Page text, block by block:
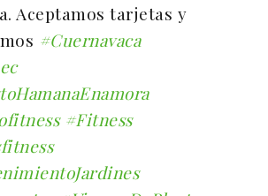
Aceptamos tarjetas y
#Cuernavaca
#Fitness